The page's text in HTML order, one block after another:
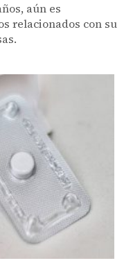
aún es
relacionados con su